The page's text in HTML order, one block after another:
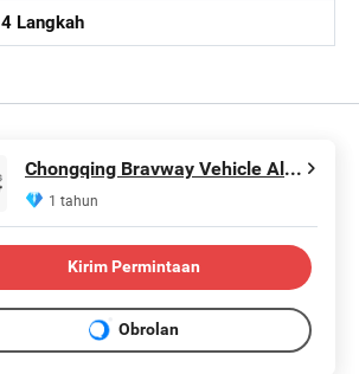
4 Langkah
Chongqing Bravway Vehicle Alliance Trading Co., Ltd
1 tahun
Kirim Permintaan
Obrolan